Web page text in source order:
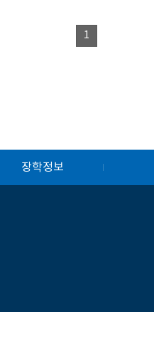
1
장학정보